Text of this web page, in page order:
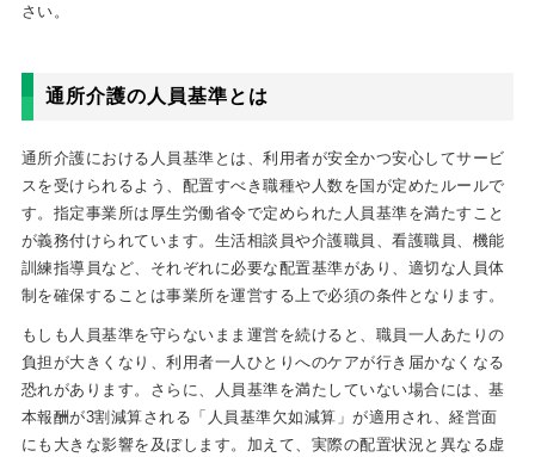
さい。
通所介護の人員基準とは
通所介護における人員基準とは、利用者が安全かつ安心してサービ
スを受けられるよう、配置すべき職種や人数を国が定めたルールで
す。指定事業所は厚生労働省令で定められた人員基準を満たすこと
が義務付けられています。生活相談員や介護職員、看護職員、機能
訓練指導員など、それぞれに必要な配置基準があり、適切な人員体
制を確保することは事業所を運営する上で必須の条件となります。
もしも人員基準を守らないまま運営を続けると、職員一人あたりの
負担が大きくなり、利用者一人ひとりへのケアが行き届かなくなる
恐れがあります。さらに、人員基準を満たしていない場合には、基
本報酬が3割減算される「人員基準欠如減算」が適用され、経営面
にも大きな影響を及ぼします。加えて、実際の配置状況と異なる虚